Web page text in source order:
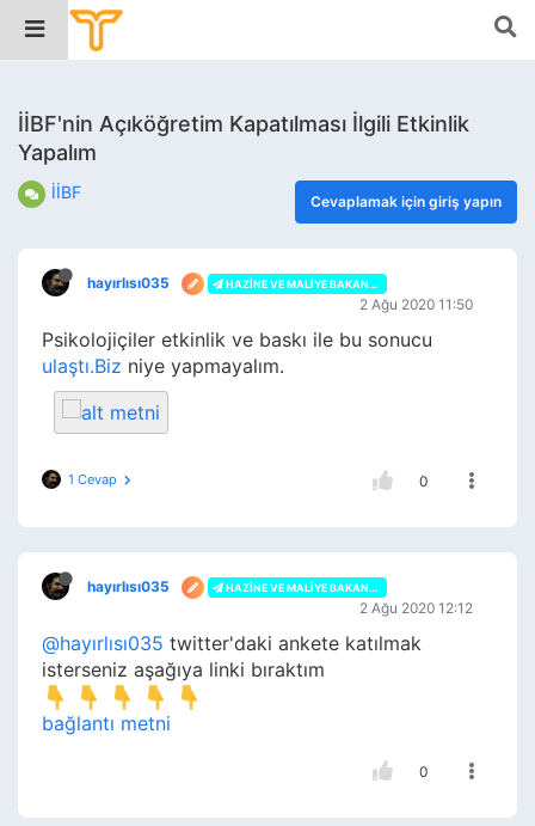
İİBF'nin Açıköğretim Kapatılması İlgili Etkinlik
Yapalım
İİBF Cevaplamak için giriş yapın
hayırlısı035 HAZINE VE MALIYE BAKANLIĞI
2 Ağu 2020 11:50
Psikolojiçiler etkinlik ve baskı ile bu sonucu
ulaştı.Biz niye yapmayalım.
1 Cevap 0
hayırlısı035 HAZINE VE MALIYE BAKANLIĞI
2 Ağu 2020 12:12
@hayırlısı035 twitter'daki ankete katılmak
isterseniz aşağıya linki bıraktım
bağlantı metni
0